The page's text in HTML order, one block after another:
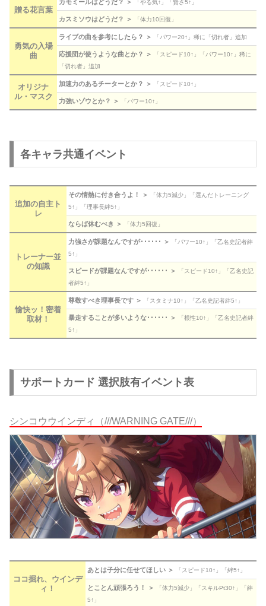
贈る花言葉
カモミールはどうだ？ ＞ 「やる気↑」「賢さ5↑」
カスミソウはどうだ？ ＞ 「体力10回復」
勇気の入場
曲
ライブの曲を参考にしたら？ ＞ 「パワー20↑」稀に「切れ者」追加
応援団が使うような曲とか？ ＞
「スピード10↑」「パワー10↑」稀に
「切れ者」追加
オリジナ
ル・マスク
加速力のあるチーターとか？ ＞ 「スピード10↑」
力強いゾウとか？ ＞ 「パワー10↑」
各キャラ共通イベント
追加の自主ト
レ
その情熱に付き合うよ！ ＞
「体力5減少」「選んだトレーニング
5↑」「理事長絆5↑」
ならば休むべき ＞ 「体力5回復」
トレーナー並
の知識
力強さが課題なんですが･･････ ＞
「パワー10↑」「乙名史記者絆
5↑」
スピードが課題なんですが･･････ ＞
「スピード10↑」「乙名史記
者絆5↑」
愉快ッ！密着
取材！
尊敬すべき理事長です ＞ 「スタミナ10↑」「乙名史記者絆5↑」
暴走することが多いような･･････ ＞
「根性10↑」「乙名史記者絆
5↑」
サポートカード 選択肢有イベント表
シンコウウインディ（///WARNING GATE///）
ココ掘れ、ウインデ
ィ！
あとは子分に任せてほしい ＞ 「スピード10↑」「絆5↑」
とことん頑張ろう！ ＞
「体力5減少」「スキルPt30↑」「絆
5↑」